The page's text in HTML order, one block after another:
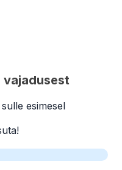
vajadusest
esimesel